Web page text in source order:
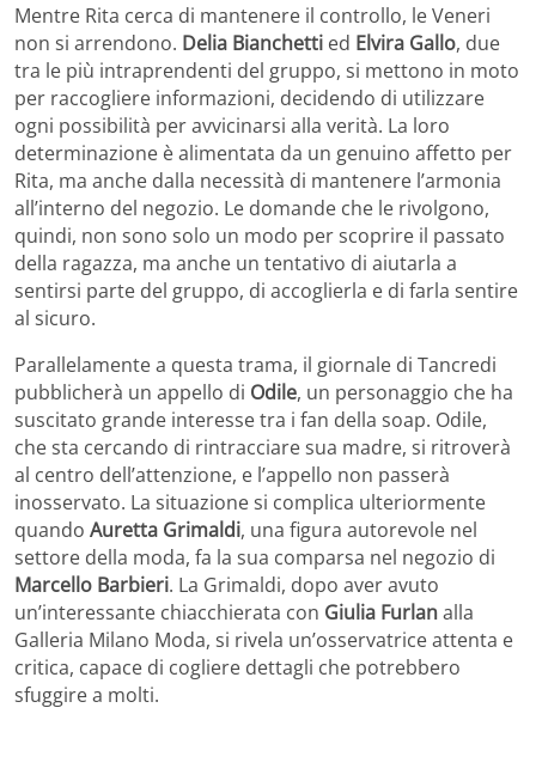
Mentre Rita cerca di mantenere il controllo, le Veneri
non si arrendono. Delia Bianchetti ed Elvira Gallo, due
tra le più intraprendenti del gruppo, si mettono in moto
per raccogliere informazioni, decidendo di utilizzare
ogni possibilità per avvicinarsi alla verità. La loro
determinazione è alimentata da un genuino affetto per
Rita, ma anche dalla necessità di mantenere l’armonia
all’interno del negozio. Le domande che le rivolgono,
quindi, non sono solo un modo per scoprire il passato
della ragazza, ma anche un tentativo di aiutarla a
sentirsi parte del gruppo, di accoglierla e di farla sentire
al sicuro.
Parallelamente a questa trama, il giornale di Tancredi
pubblicherà un appello di Odile, un personaggio che ha
suscitato grande interesse tra i fan della soap. Odile,
che sta cercando di rintracciare sua madre, si ritroverà
al centro dell’attenzione, e l’appello non passerà
inosservato. La situazione si complica ulteriormente
quando Auretta Grimaldi, una figura autorevole nel
settore della moda, fa la sua comparsa nel negozio di
Marcello Barbieri. La Grimaldi, dopo aver avuto
un’interessante chiacchierata con Giulia Furlanalla
Galleria Milano Moda, si rivela un’osservatrice attenta e
critica, capace di cogliere dettagli che potrebbero
sfuggire a molti.